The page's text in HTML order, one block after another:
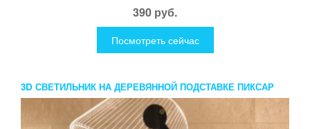
390 руб.
Посмотреть сейчас
3D СВЕТИЛЬНИК НА ДЕРЕВЯННОЙ ПОДСТАВКЕ ПИКСАР